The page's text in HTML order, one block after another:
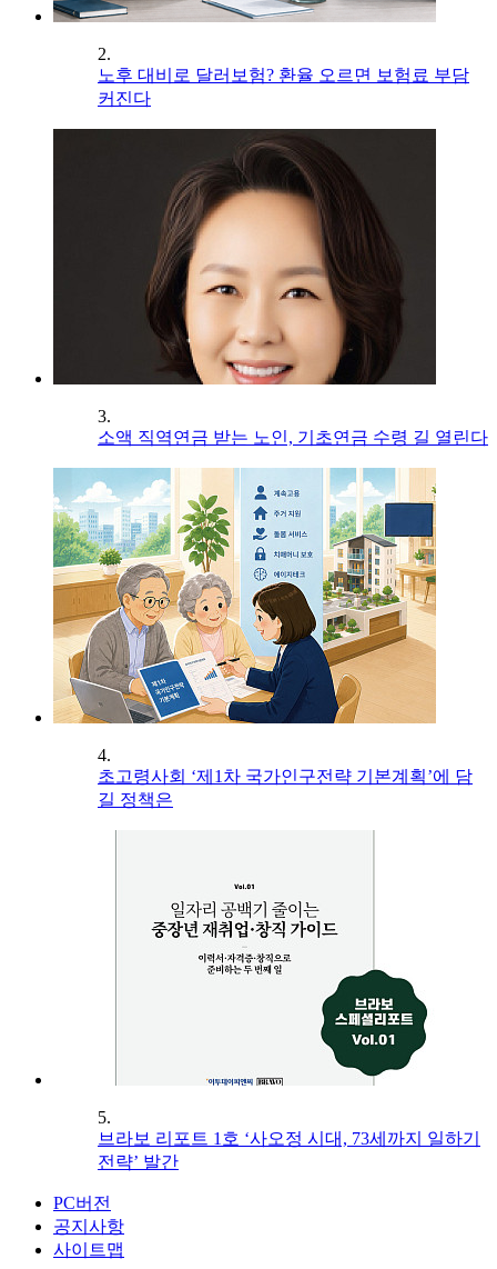
2.
노후 대비로 달러보험? 환율 오르면 보험료 부담
커진다
3.
소액 직역연금 받는 노인, 기초연금 수령 길 열린다
4.
초고령사회 ‘제1차 국가인구전략 기본계획’에 담
길 정책은
5.
브라보 리포트 1호 ‘사오정 시대, 73세까지 일하기
전략’ 발간
PC버전
공지사항
사이트맵